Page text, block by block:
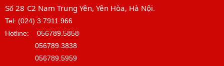
Số 28 C2 Nam Trung Yên, Yên Hòa, Hà Nội
Tel: (024) 3.7911.966
Hotline: 056789.5858
056789.3838
056789.5959